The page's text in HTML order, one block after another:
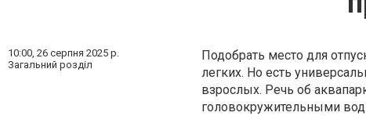
10:00, 26 серпня 2025 р.
Загальний розділ
Подобрать место для
легких. Но есть
взрослых. Речь об
головокружительными